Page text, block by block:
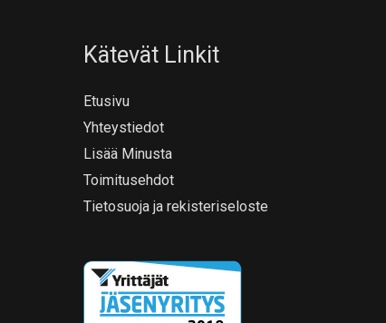
Kätevät Linkit
Etusivu
Yhteystiedot
Lisää Minusta
Toimitusehdot
Tietosuoja ja rekisteriseloste